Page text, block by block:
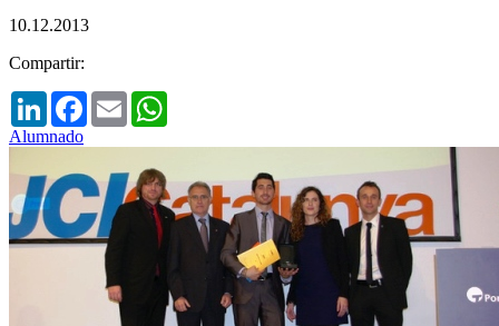
10.12.2013
Compartir:
LinkedInFacebook
Email
Alumnado